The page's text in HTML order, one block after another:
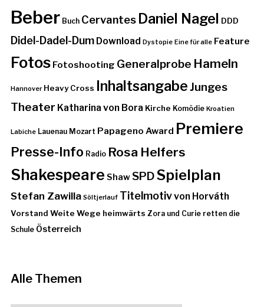
Beber Buch Cervantes Daniel Nagel DDD
Didel-Dadel-Dum Download Dystopie Eine für alle Feature
Fotos Fotoshooting Generalprobe Hameln
Hannover Heavy Cross InhaltsangabeJunges
Theater Katharina von Bora Kirche Komödie Kroatien
Labiche Lauenau Mozart Papageno Award Premiere
Presse-Info Radio Rosa Helfers
Shakespeare ShawSPDSpielplan
Stefan Zawilla Söltjerlauf Titelmotivvon Horváth
Vorstand Weite Wege heimwärts Zora und Curie retten die
Schule Österreich
Alle Themen